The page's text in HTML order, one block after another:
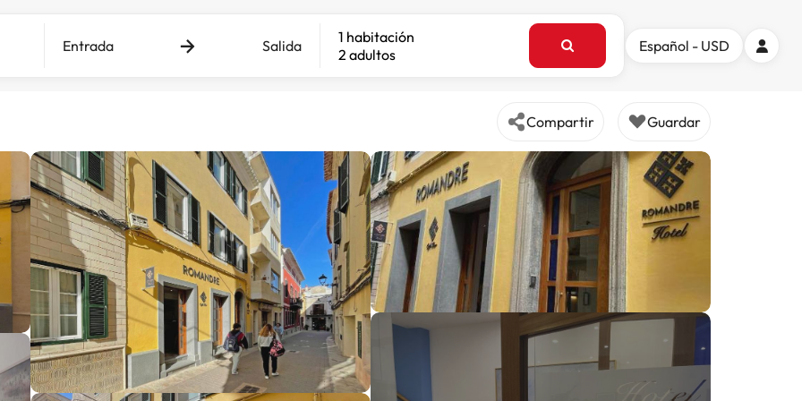
Entrada Salida
1 habitación
2 adultos
Español - USD
Compartir Guardar